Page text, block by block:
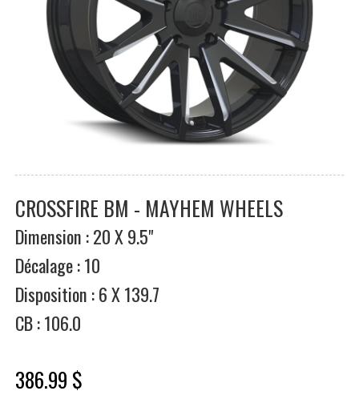
CROSSFIRE BM - MAYHEM WHEELS
Dimension : 20 X 9.5"
Décalage : 10
Disposition : 6 X 139.7
CB : 106.0
386.99 $